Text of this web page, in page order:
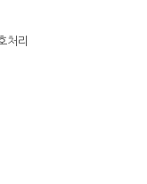
처리